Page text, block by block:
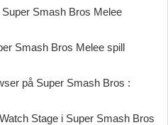
Smash Bros Melee
Smash Bros Melee spill
på Super Smash Bros :
Stage i Super Smash Bros